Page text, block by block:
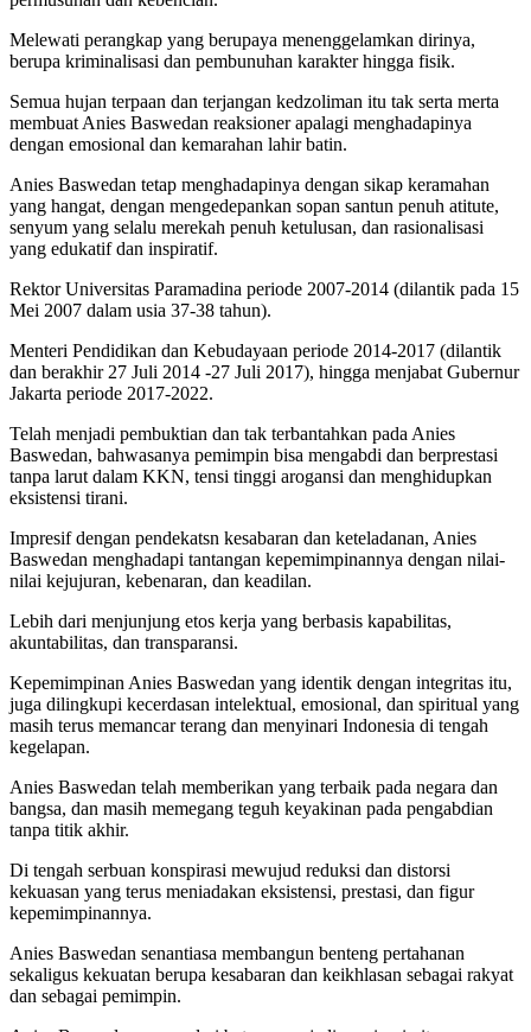
Melewati perangkap yang berupaya menenggelamkan dirinya,
berupa kriminalisasi dan pembunuhan karakter hingga fisik.
Semua hujan terpaan dan terjangan kedzoliman itu tak serta merta
membuat Anies Baswedan reaksioner apalagi menghadapinya
dengan emosional dan kemarahan lahir batin.
Anies Baswedan tetap menghadapinya dengan sikap keramahan
yang hangat, dengan mengedepankan sopan santun penuh atitute,
senyum yang selalu merekah penuh ketulusan, dan rasionalisasi
yang edukatif dan inspiratif.
Rektor Universitas Paramadina periode 2007-2014 (dilantik pada 15
Mei 2007 dalam usia 37-38 tahun).
Menteri Pendidikan dan Kebudayaan periode 2014-2017 (dilantik
dan berakhir 27 Juli 2014 -27 Juli 2017), hingga menjabat Gubernur
Jakarta periode 2017-2022.
Telah menjadi pembuktian dan tak terbantahkan pada Anies
Baswedan, bahwasanya pemimpin bisa mengabdi dan berprestasi
tanpa larut dalam KKN, tensi tinggi arogansi dan menghidupkan
eksistensi tirani.
Impresif dengan pendekatsn kesabaran dan keteladanan, Anies
Baswedan menghadapi tantangan kepemimpinannya dengan nilai-
nilai kejujuran, kebenaran, dan keadilan.
Lebih dari menjunjung etos kerja yang berbasis kapabilitas,
akuntabilitas, dan transparansi.
Kepemimpinan Anies Baswedan yang identik dengan integritas itu,
juga dilingkupi kecerdasan intelektual, emosional, dan spiritual yang
masih terus memancar terang dan menyinari Indonesia di tengah
kegelapan.
Anies Baswedan telah memberikan yang terbaik pada negara dan
bangsa, dan masih memegang teguh keyakinan pada pengabdian
tanpa titik akhir.
Di tengah serbuan konspirasi mewujud reduksi dan distorsi
kekuasan yang terus meniadakan eksistensi, prestasi, dan figur
kepemimpinannya.
Anies Baswedan senantiasa membangun benteng pertahanan
sekaligus kekuatan berupa kesabaran dan keikhlasan sebagai rakyat
dan sebagai pemimpin.